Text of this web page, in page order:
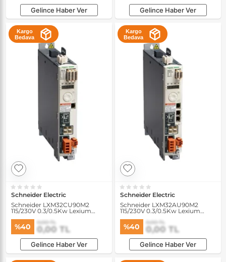
Gelince Haber Ver Gelince Haber Ver
Kargo
Bedava
Schneider Electric
Schneider LXM32CU90M2
115/230V 0.3/0.5Kw Lexium
%40 0,00 TL
0,00 TL
Gelince Haber Ver
Kargo
Bedava
Schneider Electric
Schneider LXM32AU90M2
115/230V 0.3/0.5Kw Lexium
%40 0,00 TL
0,00 TL
Gelince Haber Ver